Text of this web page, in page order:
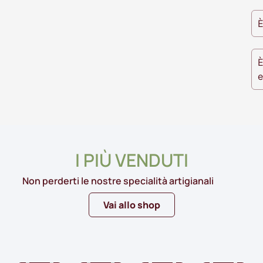
I PIÙ VENDUTI
Vai allo shop
Non perderti le nostre specialità artigianali